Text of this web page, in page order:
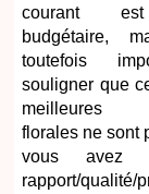
courant
budgétaire,
toutefois
souligner que
meilleures
florales ne sont
vous avez
rapport/qualité/